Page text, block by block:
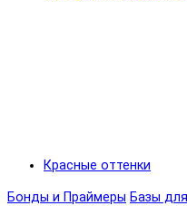
Красные оттенки
Бонды и Праймеры Базы для